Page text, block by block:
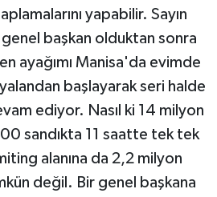
yapabilir. Sayın
başkan olduktan sonra
ayağımı Manisa'da evimde
başlayarak seri halde
ediyor. Nasıl ki 14 milyon
sandıkta 11 saatte tek tek
alanına da 2,2 milyon
değil. Bir genel başkana